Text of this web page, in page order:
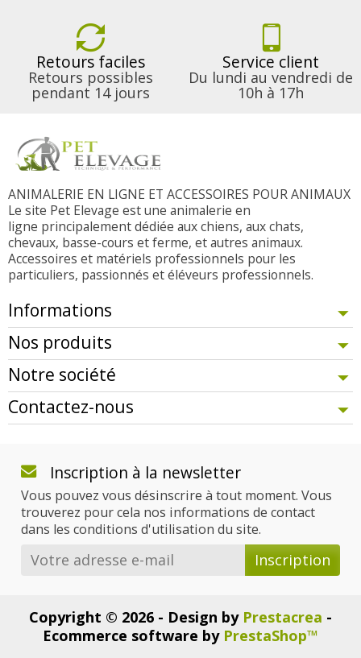
Retours faciles
Retours possibles
pendant 14 jours
Service client
Du lundi au vendredi de
10h à 17h
ANIMALERIE EN LIGNE ET ACCESSOIRES POUR ANIMAUX
Le site Pet Elevage est une animalerie en
ligne principalement dédiée aux chiens, aux chats,
chevaux, basse-cours et ferme, et autres animaux.
Accessoires et matériels professionnels pour les
particuliers, passionnés et éléveurs professionnels.
Informations
Nos produits
Notre société
Contactez-nous
Inscription à la newsletter
Vous pouvez vous désinscrire à tout moment. Vous
trouverez pour cela nos informations de contact
dans les conditions d'utilisation du site.
Copyright © 2026 - Design by Prestacrea -
Ecommerce software by PrestaShop™